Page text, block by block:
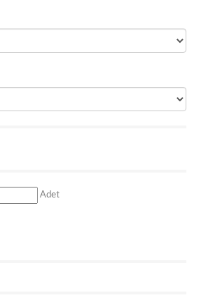
Adet